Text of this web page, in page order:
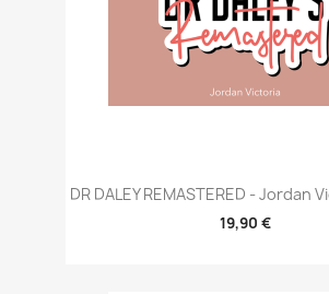
DR DALEY REMASTERED - Jordan
19,90 €